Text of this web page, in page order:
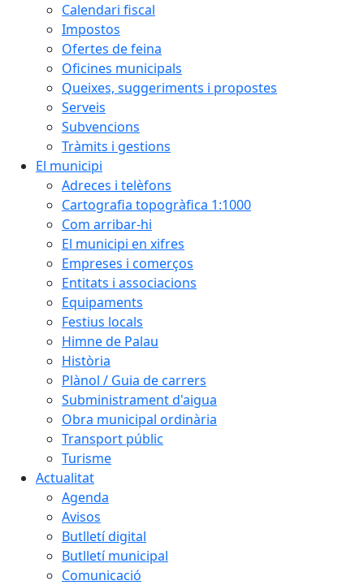
Calendari fiscal
Impostos
Ofertes de feina
Oficines municipals
Queixes, suggeriments i propostes
Serveis
Subvencions
Tràmits i gestions
El municipi
Adreces i telèfons
Cartografia topogràfica 1:1000
Com arribar-hi
El municipi en xifres
Empreses i comerços
Entitats i associacions
Equipaments
Festius locals
Himne de Palau
Història
Plànol / Guia de carrers
Subministrament d'aigua
Obra municipal ordinària
Transport públic
Turisme
Actualitat
Agenda
Avisos
Butlletí digital
Butlletí municipal
Comunicació